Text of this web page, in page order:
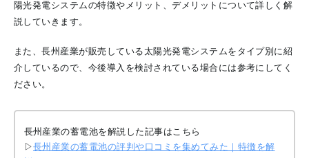
陽光発電システムの特徴やメリット、デメリットについて詳しく解
説していきます。
また、長州産業が販売している太陽光発電システムをタイプ別に紹
介しているので、今後導入を検討されている場合には参考にしてく
ださい。
長州産業の蓄電池を解説した記事はこちら
▷長州産業の蓄電池の評判や口コミを集めてみた｜特徴を解